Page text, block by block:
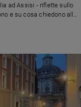
ad Assisi - riflette sullo
e su cosa chiedono alla